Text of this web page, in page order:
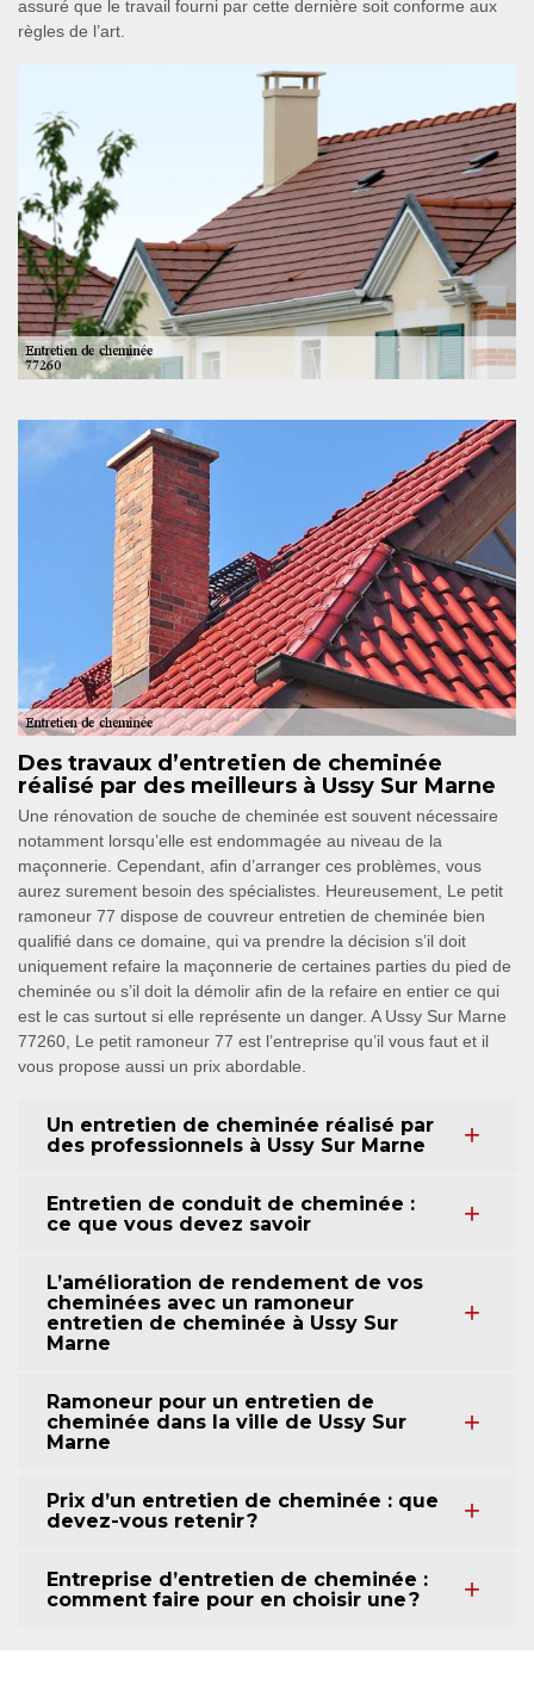
assuré que le travail fourni par cette dernière soit conforme aux
règles de l’art.
Des travaux d’entretien de cheminée
réalisé par des meilleurs à Ussy Sur Marne
Une rénovation de souche de cheminée est souvent nécessaire
notamment lorsqu’elle est endommagée au niveau de la
maçonnerie. Cependant, afin d’arranger ces problèmes, vous
aurez surement besoin des spécialistes. Heureusement, Le petit
ramoneur 77 dispose de couvreur entretien de cheminée bien
qualifié dans ce domaine, qui va prendre la décision s’il doit
uniquement refaire la maçonnerie de certaines parties du pied de
cheminée ou s’il doit la démolir afin de la refaire en entier ce qui
est le cas surtout si elle représente un danger. A Ussy Sur Marne
77260, Le petit ramoneur 77 est l’entreprise qu’il vous faut et il
vous propose aussi un prix abordable.
Un entretien de cheminée réalisé par
des professionnels à Ussy Sur Marne
Entretien de conduit de cheminée :
ce que vous devez savoir
L’amélioration de rendement de vos
cheminées avec un ramoneur
entretien de cheminée à Ussy Sur
Marne
Ramoneur pour un entretien de
cheminée dans la ville de Ussy Sur
Marne
Prix d’un entretien de cheminée : que
devez-vous retenir ?
Entreprise d’entretien de cheminée :
comment faire pour en choisir une ?